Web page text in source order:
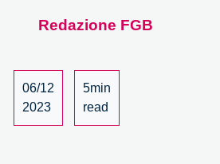
–
Redazione FGB
06/12
2023
5min
read